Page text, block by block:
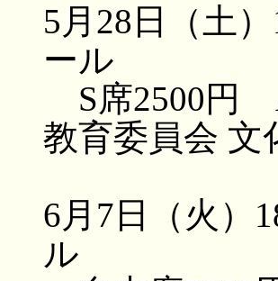
5月28日（土
ール
S席2500円
教育委員会
6月7日（火
ル